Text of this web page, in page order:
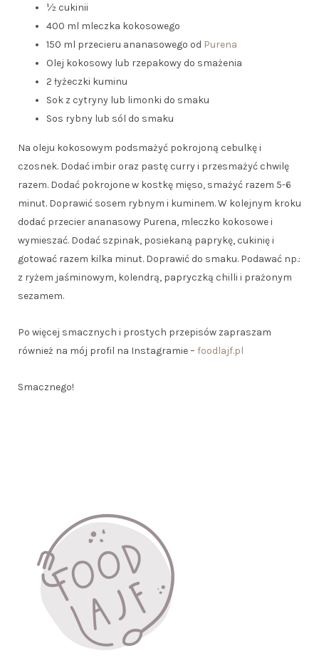
½ cukinii
400 ml mleczka kokosowego
150 ml przecieru ananasowego od Purena
Olej kokosowy lub rzepakowy do smażenia
2 łyżeczki kuminu
Sok z cytryny lub limonki do smaku
Sos rybny lub sól do smaku
Na oleju kokosowym podsmażyć pokrojoną cebulkę i
czosnek. Dodać imbir oraz pastę curry i przesmażyć chwilę
razem. Dodać pokrojone w kostkę mięso, smażyć razem 5-6
minut. Doprawić sosem rybnym i kuminem. W kolejnym kroku
dodać przecier ananasowy Purena, mleczko kokosowe i
wymieszać. Dodać szpinak, posiekaną paprykę, cukinię i
gotować razem kilka minut. Doprawić do smaku. Podawać np.:
z ryżem jaśminowym, kolendrą, papryczką chilli i prażonym
sezamem.
Po więcej smacznych i prostych przepisów zapraszam
również na mój profil na Instagramie – foodlajf.pl
Smacznego!